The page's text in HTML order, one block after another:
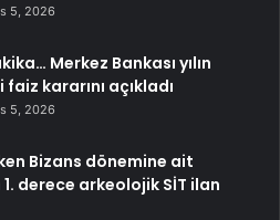
5, 2026
Merkez Bankası yılın
kararını açıkladı
5, 2026
Bizans dönemine ait
derece arkeolojik SİT ilan